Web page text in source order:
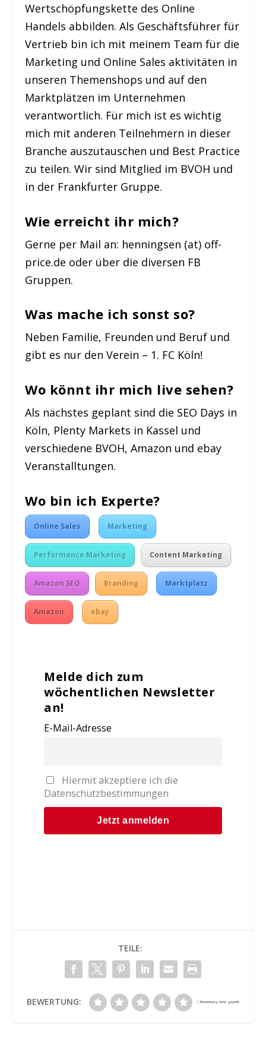
Wertschöpfungskette des Online
Handels abbilden. Als Geschäftsführer für
Vertrieb bin ich mit meinem Team für die
Marketing und Online Sales aktivitäten in
unseren Themenshops und auf den
Marktplätzen im Unternehmen
verantwortlich. Für mich ist es wichtig
mich mit anderen Teilnehmern in dieser
Branche auszutauschen und Best Practice
zu teilen. Wir sind Mitglied im BVOH und
in der Frankfurter Gruppe.
Wie erreicht ihr mich?
Gerne per Mail an: henningsen (at) off-
price.de oder über die diversen FB
Gruppen.
Was mache ich sonst so?
Neben Familie, Freunden und Beruf und
gibt es nur den Verein – 1. FC Köln!
Wo könnt ihr mich live sehen?
Als nächstes geplant sind die SEO Days in
Köln, Plenty Markets in Kassel und
verschiedene BVOH, Amazon und ebay
Veranstalltungen.
Wo bin ich Experte?
Online Sales Marketing
Performance Marketing Content Marketing
Amazon SEO Branding Marktplatz
Amazon ebay
Melde dich zum
wöchentlichen Newsletter
an!
E-Mail-Adresse
Hiermit akzeptiere ich die
Datenschutzbestimmungen
TEILE:
BEWERTUNG: